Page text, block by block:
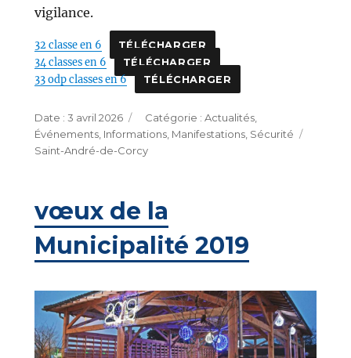
vigilance.
32 classe en 6 TÉLÉCHARGER
34 classes en 6 TÉLÉCHARGER
33 odp classes en 6 TÉLÉCHARGER
Publié
le
3 avril 2026 Catégories
Actualités,
Événements, Informations, Manifestations, Sécurité
Saint-André-de-Corcy
vœux de la
Municipalité 2019